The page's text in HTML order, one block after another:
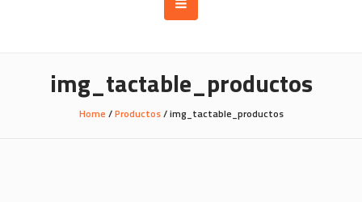
img_tactable_productos
Home /Productos/img_tactable_productos